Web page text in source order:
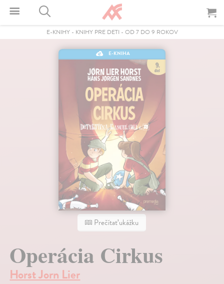
E-KNIHY- KNIHY PRE DETI - OD 7 DO 9 ROKOV
E-KNIHA
Prečítať ukážku
Operácia Cirkus
Horst Jorn Lier